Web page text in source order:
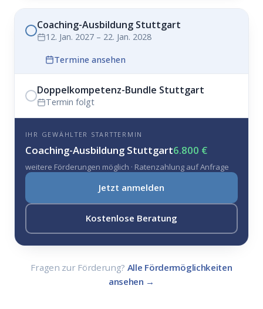
Doppelkompetenz-Bundle Stuttgart
Termin folgt
Coaching-Ausbildung Stuttgart
12. Jan. 2027 – 22. Jan. 2028
Termine ansehen
IHR GEWÄHLTER STARTTERMIN
Coaching-Ausbildung Stuttgart6.800 €
weitere Förderungen möglich · Ratenzahlung auf Anfrage
Jetzt anmelden
Kostenlose Beratung
Fragen zur Förderung? Alle Fördermöglichkeiten
ansehen →